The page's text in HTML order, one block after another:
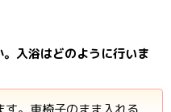
入浴はどのように行いま